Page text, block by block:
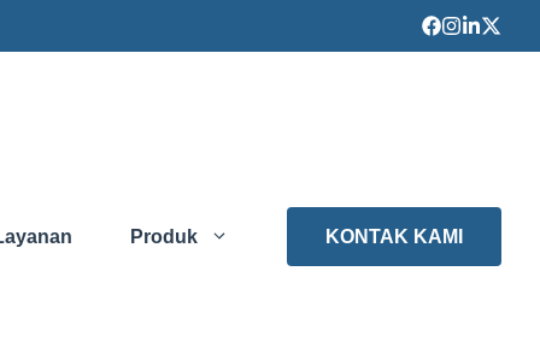
Produk KONTAK KAMI